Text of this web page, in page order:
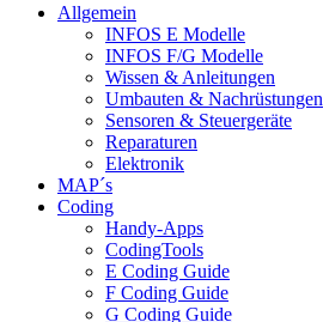
Allgemein
INFOS E Modelle
INFOS F/G Modelle
Wissen & Anleitungen
Umbauten & Nachrüstungen
Sensoren & Steuergeräte
Reparaturen
Elektronik
MAP´s
Coding
Handy-Apps
CodingTools
E Coding Guide
F Coding Guide
G Coding Guide